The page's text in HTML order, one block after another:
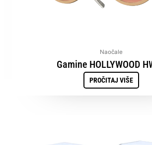
Naočale
Gamine HOLLYWOOD
PROČITAJ VIŠE